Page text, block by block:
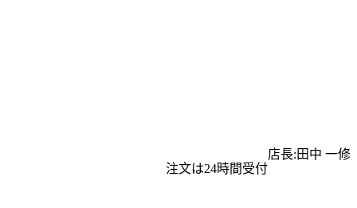
店長:田中 一修
注文は24時間受付